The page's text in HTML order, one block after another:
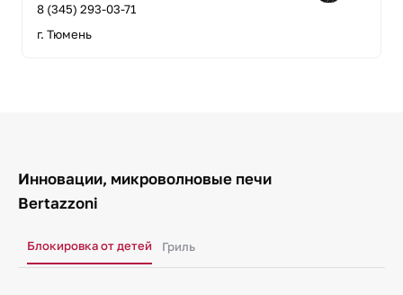
8 (345) 293-03-71
г. Тюмень
Инновации, микроволновые печи
Bertazzoni
Блокировка от детей Гриль